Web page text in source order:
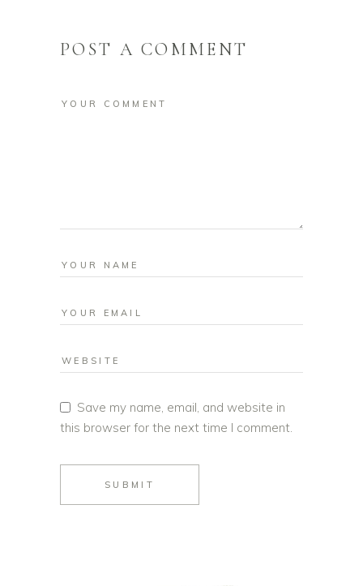
POST A COMMENT
Save my name, email, and website in
this browser for the next time I comment.
SUBMIT